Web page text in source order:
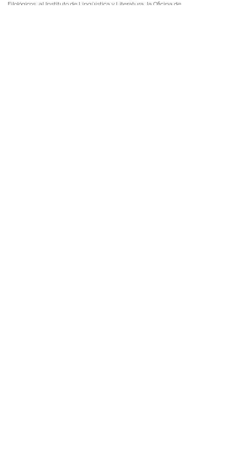
Filológicos, al Instituto de Lingüística y Literatura, la Oficina de